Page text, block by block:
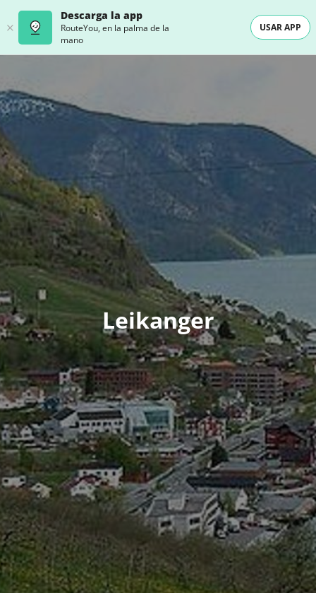
Descarga la app
RouteYou, en la palma de la
mano
USAR APP
Leikanger